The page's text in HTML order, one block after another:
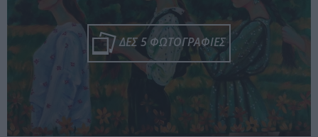
ΔΕΣ 5 ΦΩΤΟΓΡΑΦΙΕΣ